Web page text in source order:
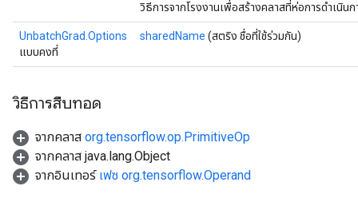
วิธีการจากโรงงานเพื่อสร้างคลาสที่ห่อการดำเนิน
UnbatchGrad.Options
แบบคงที่
sharedName (สตริง ชื่อที่ใช้ร่วมกัน)
วิธีการสืบทอด
จากคลาส org.tensorflow.op.PrimitiveOp
จากคลาส java.lang.Object
จากอินเทอร์ เฟซ org.tensorflow.Operand